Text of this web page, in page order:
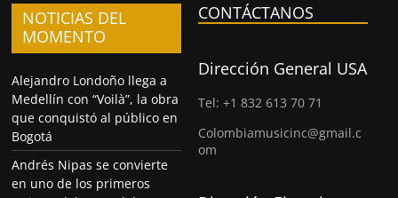
NOTICIAS DEL
MOMENTO
Alejandro Londoño llega a
Medellín con “Voilà”, la obra
que conquistó al público en
Bogotá
Andrés Nipas se convierte
en uno de los primeros
CONTÁCTANOS
Dirección General USA
Tel: +1 832 613 70 71
Colombiamusicinc@gmail.c
om